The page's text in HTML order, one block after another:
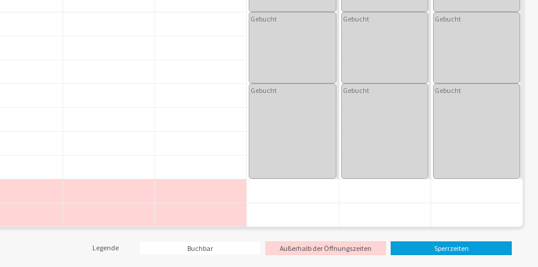
Gebucht
Gebucht
Gebucht
Gebucht
Gebucht
Gebucht
Legende Buchbar Außerhalb der Öffnungszeiten Sperrzeiten